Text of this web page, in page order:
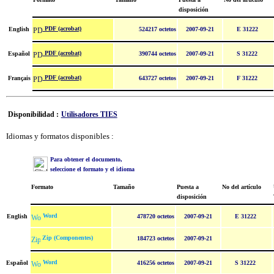
disposición
English PDF (acrobat) 524217 octetos 2007-09-21 E 31222
Español PDF (acrobat) 390744 octetos 2007-09-21 S 31222
Français PDF (acrobat) 643727 octetos 2007-09-21 F 31222
Disponibilidad : Utilisadores TIES
Idiomas y formatos disponibles :
Para obtener el documento,
seleccione el formato y el idioma
Formato Tamaño
Puesta a
disposición
No del artículo
English Word 478720 octetos 2007-09-21 E 31222
Zip (Componentes) 184723 octetos 2007-09-21
Español Word 416256 octetos 2007-09-21 S 31222